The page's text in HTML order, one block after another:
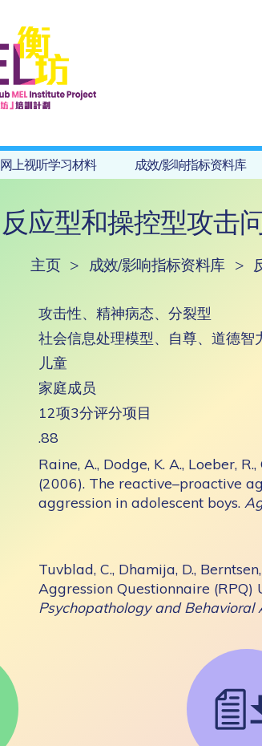
网上视听学习材料 成效/影响指标资料库
反应型和操控型攻击
主页 > 成效/影响指标资料库 >
攻击性、精神病态、分裂型
社会信息处理模型、自尊、道德智
儿童
家庭成员
12项3分评分项目
.88
Raine, A., Dodge, K. A., Loeber,
(2006). The reactive–proactive
aggression in adolescent boys.
Tuvblad, C., Dhamija, D.,
Aggression Questionnaire (RPQ)
Psychopathology and Behavioral